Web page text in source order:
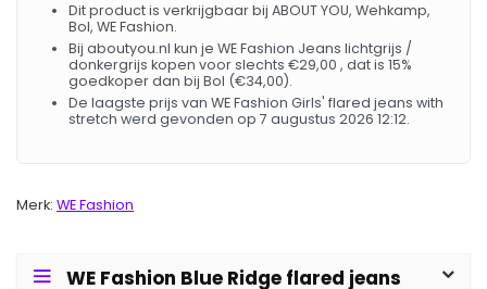
Dit product is verkrijgbaar bij ABOUT YOU, Wehkamp,
Bol, WE Fashion.
Bij aboutyou.nl kun je WE Fashion Jeans lichtgrijs /
donkergrijs kopen voor slechts €29,00 , dat is 15%
goedkoper dan bij Bol (€34,00).
De laagste prijs van WE Fashion Girls' flared jeans with
stretch werd gevonden op 7 augustus 2026 12:12.
Merk: WE Fashion
WE Fashion Blue Ridge flared jeans